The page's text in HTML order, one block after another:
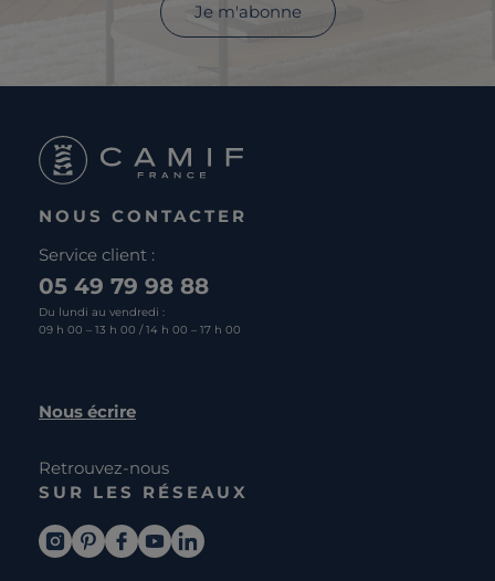
Je m'abonne
NOUS CONTACTER
Service client :
05 49 79 98 88
Du lundi au vendredi :
09 h 00 – 13 h 00 / 14 h 00 – 17 h 00
Nous écrire
Retrouvez-nous
SUR LES RÉSEAUX